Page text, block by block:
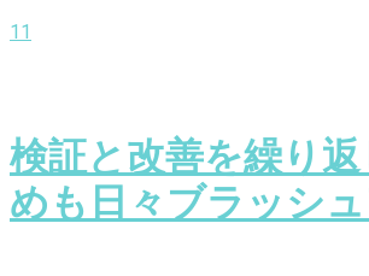
11
検証と改善を繰り
めも日々ブラッシ